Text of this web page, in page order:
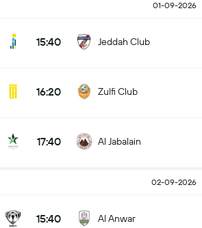
01-09-2026
15:40 Jeddah Club
16:20 Zulfi Club
17:40 Al Jabalain
02-09-2026
15:40 Al Anwar